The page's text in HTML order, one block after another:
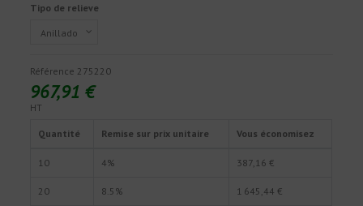
Tipo de relieve
Référence 275220
967,91 €
HT
Quantité Remise sur prix unitaire Vous économisez
10 4% 387,16 €
20 8.5% 1 645,44 €